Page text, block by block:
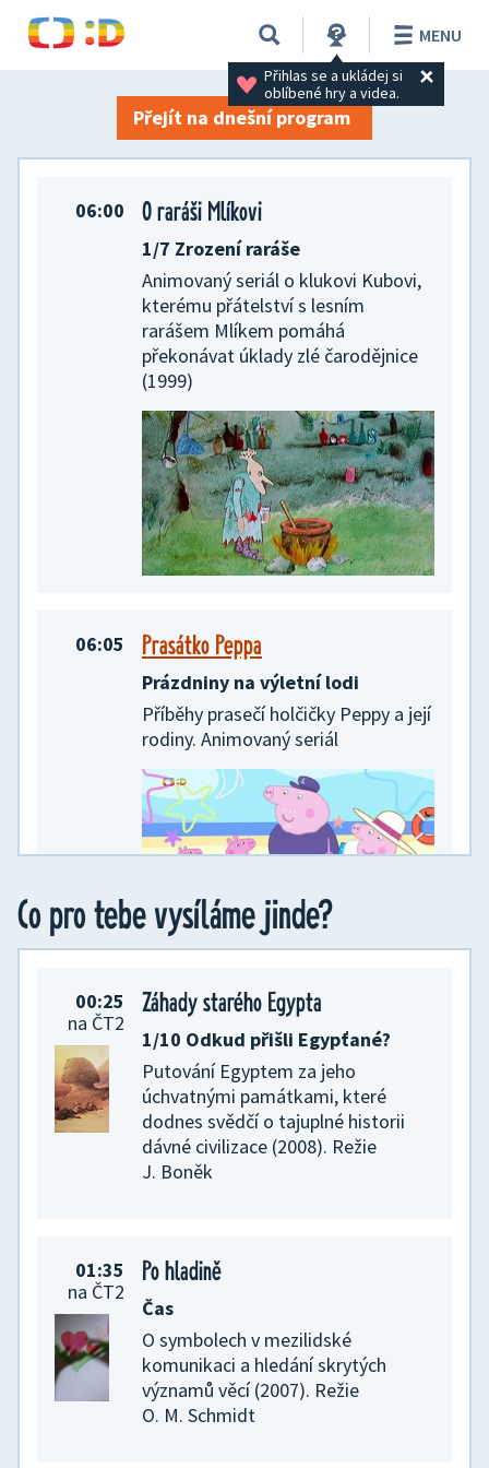
Přihlas se a ukládej si
oblíbené hry a videa.
MENU
TV program na 04. 07. 2026
Přejít na dnešní program
06:00 O raráši Mlíkovi
1/7 Zrození raráše
Animovaný seriál o klukovi Kubovi,
kterému přátelství s lesním
rarášem Mlíkem pomáhá
překonávat úklady zlé čarodějnice
(1999)
06:05 Prasátko Peppa
Prázdniny na výletní lodi
Příběhy prasečí holčičky Peppy a její
rodiny. Animovaný seriál
06:10 Prasátko Peppa
Podzimní větrný den
Příběhy prasečí holčičky Peppy a její
rodiny
06:15 Prasátko Peppa
Záhady
Příběhy prasečí holčičky Peppy a její
Co pro tebe vysíláme jinde?
00:25
na ČT2
Záhady starého Egypta
1/10 Odkud přišli Egypťané?
Putování Egyptem za jeho
úchvatnými památkami, které
dodnes svědčí o tajuplné historii
dávné civilizace (2008). Režie
J. Boněk
01:35
na ČT2
Po hladině
Čas
O symbolech v mezilidské
komunikaci a hledání skrytých
významů věcí (2007). Režie
O. M. Schmidt